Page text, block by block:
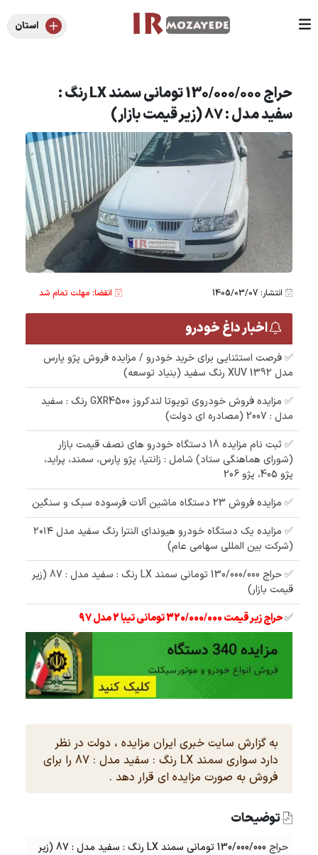
استان
حراج 130/000/000 تومانی سمند LX رنگ :
سفید مدل : 87 (زیر قیمت بازار)
انتشار: 1405/03/07 انقضا: مهلت تمام شد
اخبار داغ خودرو
✅ فرصت استثنایی برای خرید خودرو / مزایده فروش پژو پارس
مدل 1392 XUV رنگ سفید (بنیاد توسعه)
✅ مزایده فروش خودروی تویوتا لندکروز GXR4500 رنگ : سفید
مدل : 2007 (مصادره ای دولت)
✅ ثبت نام مزایده 18 دستگاه خودرو های نصف قیمت بازار
(شورای هماهنگی ستاد) شامل : زانتیا، پژو پارس، سمند، پراید،
پژو 405، پژو 206
✅ مزایده فروش 23 دستگاه ماشین آلات فرسوده سبک و سنگین
✅ مزایده یک دستگاه خودرو هیوندای النترا رنگ سفید مدل ۲۰۱۴
(شرکت بین المللی سهامی عام)
✅ حراج 130/000/000 تومانی سمند LX رنگ : سفید مدل : 87 (زیر
قیمت بازار)
✅حراج زیر قیمت 320/000/000 تومانی تیبا 2 مدل 97
به گزارش سایت خبری ایران مزایده ، دولت در نظر
دارد سواری سمند LX رنگ : سفید مدل : 87 را برای
فروش به صورت مزایده ای قرار دهد .
توضیحات
حراج
130/000/000 تومانی سمند LX رنگ : سفید مدل : 87 (زیر